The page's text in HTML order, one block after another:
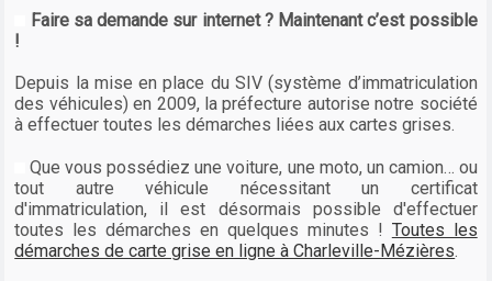
Faire sa demande sur internet ? Maintenant c’est possible
!
Depuis la mise en place du SIV (système d’immatriculation
des véhicules) en 2009, la préfecture autorise notre société
à effectuer toutes les démarches liées aux cartes grises.
Que vous possédiez une voiture, une moto, un camion… ou
tout autre véhicule nécessitant un certificat
d'immatriculation, il est désormais possible d'effectuer
toutes les démarches en quelques minutes ! Toutes les
démarches de carte grise en ligne à Charleville-Mézières.